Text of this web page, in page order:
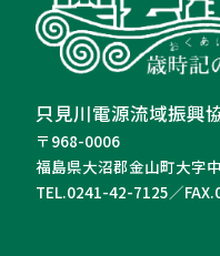
只見川電源流域振興
〒968-0006
福島県大沼郡金山町大字
TEL.0241-42-7125／